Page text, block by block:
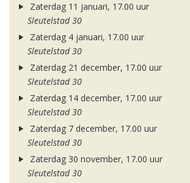
Zaterdag 11 januari, 17.00 uur
Sleutelstad 30
Zaterdag 4 januari, 17.00 uur
Sleutelstad 30
Zaterdag 21 december, 17.00 uur
Sleutelstad 30
Zaterdag 14 december, 17.00 uur
Sleutelstad 30
Zaterdag 7 december, 17.00 uur
Sleutelstad 30
Zaterdag 30 november, 17.00 uur
Sleutelstad 30